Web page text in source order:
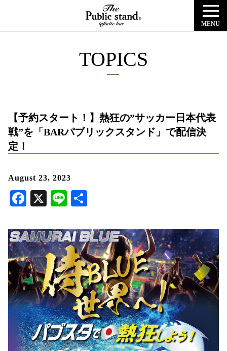
MENU
TOPICS
【予約スタート！】熱狂の”サッカー日本代表
戦”を「BARパブリックスタンド」で配信決
定！
August 23, 2023
Facebook
X Line